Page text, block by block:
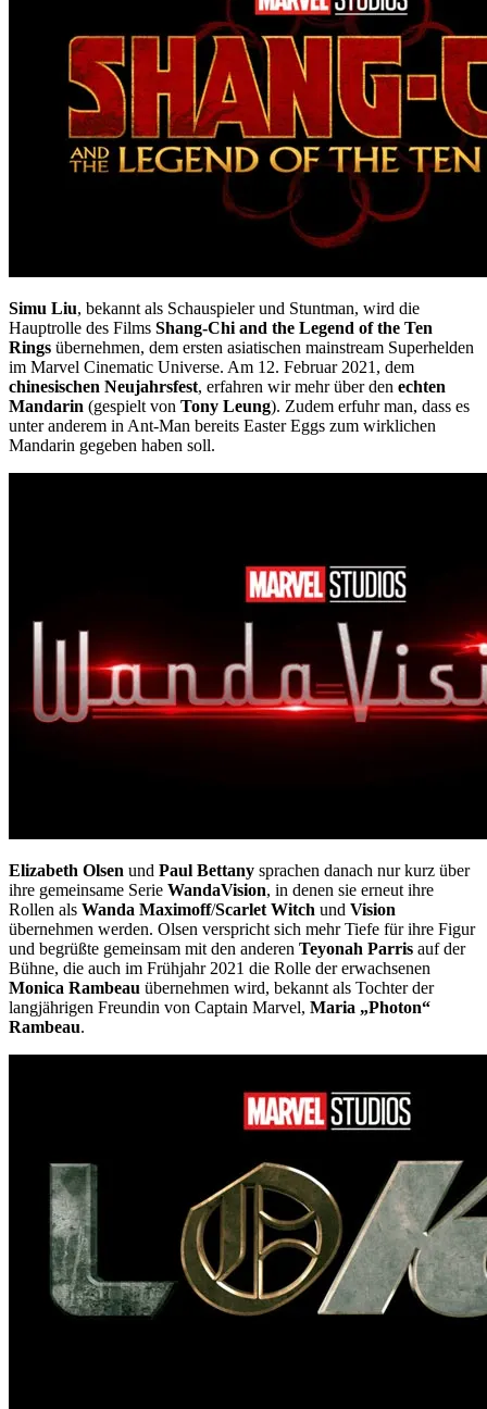
Simu Liu, bekannt als Schauspieler und Stuntman, wird die
Hauptrolle des Films Shang-Chi and the Legend of the Ten
Rings übernehmen, dem ersten asiatischen mainstream Superhelden
im Marvel Cinematic Universe. Am 12. Februar 2021, dem
chinesischen Neujahrsfest, erfahren wir mehr über den echten
Mandarin (gespielt von Tony Leung). Zudem erfuhr man, dass es
unter anderem in Ant-Man bereits Easter Eggs zum wirklichen
Mandarin gegeben haben soll.
Elizabeth Olsen und Paul Bettany sprachen danach nur kurz über
ihre gemeinsame Serie WandaVision, in denen sie erneut ihre
Rollen als Wanda Maximoff/Scarlet Witch und Vision
übernehmen werden. Olsen verspricht sich mehr Tiefe für ihre Figur
und begrüßte gemeinsam mit den anderen Teyonah Parris auf der
Bühne, die auch im Frühjahr 2021 die Rolle der erwachsenen
Monica Rambeau übernehmen wird, bekannt als Tochter der
langjährigen Freundin von Captain Marvel, Maria „Photon“
Rambeau.